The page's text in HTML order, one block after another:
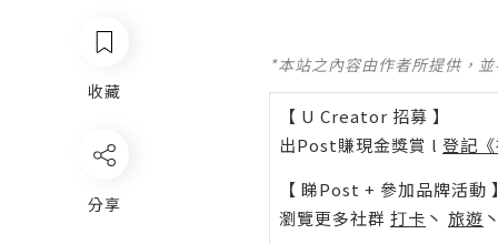
收藏
分享
*本站之內容由作者所提供，
【 U Creator 招募 】
出Post賺現金獎賞 l 登記
【 睇Post + 參加品牌活動
瀏覽更多社群 打卡 丶 旅遊